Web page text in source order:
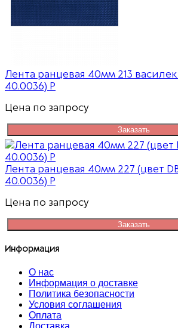
Лента ранцевая 40мм 213 василек
40.0036) Р
Цена по запросу
Заказать
Лента ранцевая 40мм 227 (цвет
40.0036) Р
Цена по запросу
Заказать
Информация
О нас
Информация о доставке
Политика безопасности
Условия соглашения
Оплата